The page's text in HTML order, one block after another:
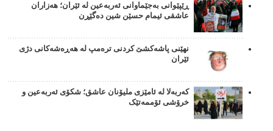
ڕێپێوانی بەجێماوانی ئەربەعین لە ئێران؛ هەزاران
عاشقی ئیمام حسێن شین دەگێڕن
نهێنی پاشەکشێ کردنی ترەمپ لە هەڕەشەکانی دژی
ئێران
کەربەلا لە ئامێزی ملیۆنان عاشق؛ شکۆی ئەربەعین و
خرۆشی ئۆممەتێک